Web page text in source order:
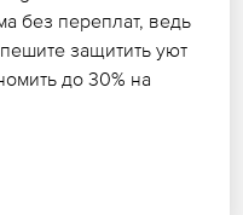
без переплат, ведь
защитить уют
до 30% на